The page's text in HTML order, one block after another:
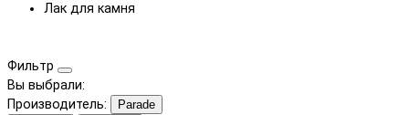
Лак для камня
Фильтр
Вы выбрали:
Производитель:
Parade